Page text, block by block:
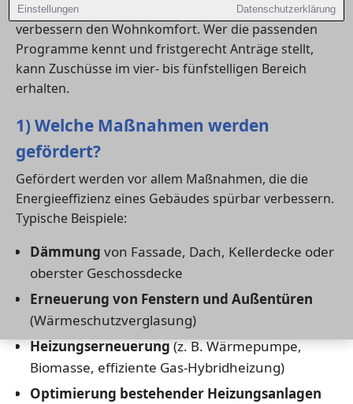
Einstellungen Datenschutzerklärung
Heizkosten, steigern den Immobilienwert und
verbessern den Wohnkomfort. Wer die passenden
Programme kennt und fristgerecht Anträge stellt,
kann Zuschüsse im vier- bis fünfstelligen Bereich
erhalten.
1) Welche Maßnahmen werden
gefördert?
Gefördert werden vor allem Maßnahmen, die die
Energieeffizienz eines Gebäudes spürbar verbessern.
Typische Beispiele:
Dämmung von Fassade, Dach, Kellerdecke oder
oberster Geschossdecke
Erneuerung von Fenstern und Außentüren
(Wärmeschutzverglasung)
Heizungserneuerung(z. B. Wärmepumpe,
Biomasse, effiziente Gas-Hybridheizung)
Optimierung bestehender Heizungsanlagen